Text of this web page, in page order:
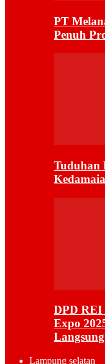
PT
Penuh
Tuduhan
DPD REI
Expo
Lampung selatan